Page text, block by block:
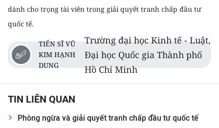
dành cho trọng tài viên trong giải quyết tranh chấp đầu tư
quốc tế.
TIẾN SĨ VŨ
KIM HẠNH
DUNG
Trường đại học Kinh tế - Luật,
Đại học Quốc gia Thành phố
Hồ Chí Minh
TIN LIÊN QUAN
Phòng ngừa và giải quyết tranh chấp đầu tư quốc tế